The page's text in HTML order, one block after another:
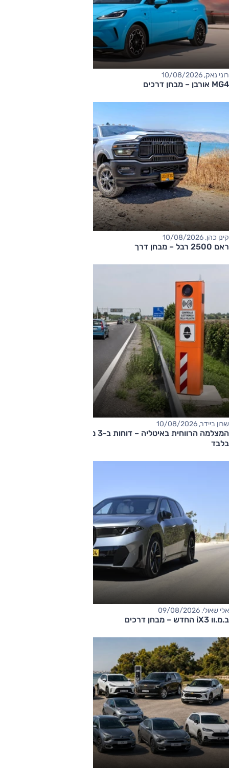
רוני נאק, 10/08/2026
MG4 אורבן – מבחן דרכים
קינן כהן, 10/08/2026
ראם 2500 רבל – מבחן דרך
שרון ביידר, 10/08/2026
בלבד
אלי שאולי, 09/08/2026
ב.מ.וו iX3 החדש – מבחן דרכים